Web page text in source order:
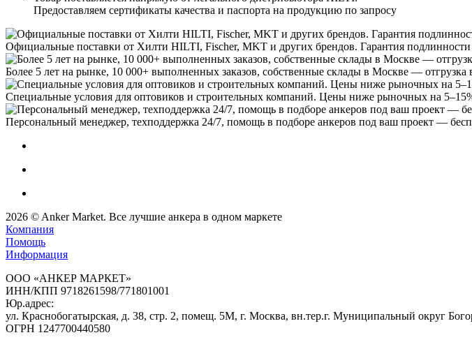
Предоставляем сертификаты качества и паспорта на продукцию по запросу
Официальные поставки от Хилти HILTI, Fischer, MKT и других брендов. Гарантия подлинности
Более 5 лет на рынке, 10 000+ выполненных заказов, собственные склады в Москве — отгрузка в
Специальные условия для оптовиков и строительных компаний. Цены ниже рыночных на
Персональный менеджер, техподдержка 24/7, помощь в подборе анкеров под ваш проект —
2026 © Anker Market. Все лучшие анкера в одном маркете
Компания
Помощь
Информация
ООО «АНКЕР МАРКЕТ»
ИНН/КПП 9718261598/771801001
Юр.адрес:
ул. Краснобогатырская, д. 38, стр. 2, помещ. 5М, г. Москва, вн.тер.г. Муниципальный округ
ОГРН 1247700440580